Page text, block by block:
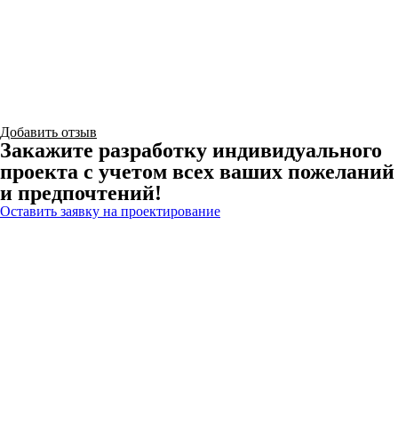
Добавить отзыв
Закажите разработку индивидуального
проекта с учетом всех ваших пожеланий
и предпочтений!
Оставить заявку на проектирование